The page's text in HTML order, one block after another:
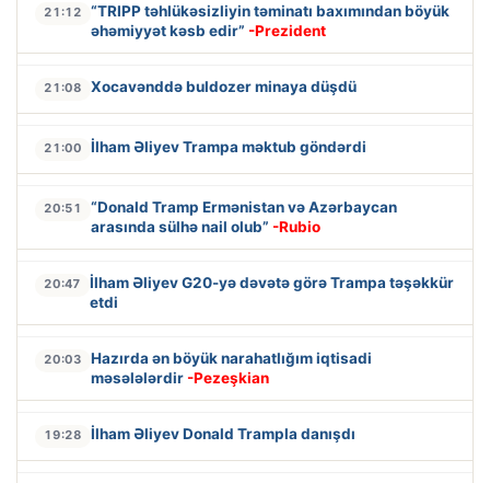
21:12
“TRIPP təhlükəsizliyin təminatı baxımından böyük
əhəmiyyət kəsb edir” -Prezident
21:08 Xocavənddə buldozer minaya düşdü
21:00 İlham Əliyev Trampa məktub göndərdi
20:51
“Donald Tramp Ermənistan və Azərbaycan
arasında sülhə nail olub” -Rubio
20:47
İlham Əliyev G20-yə dəvətə görə Trampa təşəkkür
etdi
20:03
Hazırda ən böyük narahatlığım iqtisadi
məsələlərdir -Pezeşkian
19:28 İlham Əliyev Donald Trampla danışdı